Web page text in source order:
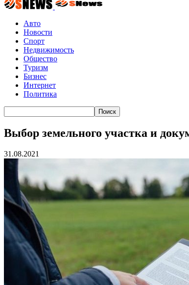
Авто
Новости
Спорт
Недвижимость
Общество
Туризм
Бизнес
Интернет
Политика
Выбор земельного участка и
31.08.2021